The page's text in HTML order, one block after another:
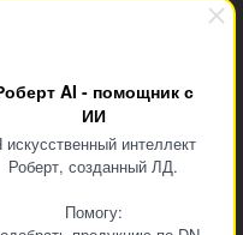
AI - помощник с
ИИ
искусственный интеллект
Роберт, созданный ЛД.
Помогу: